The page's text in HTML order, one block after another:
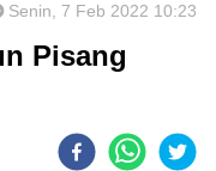
Senin, 7 Feb 2022 10:23
Pisang